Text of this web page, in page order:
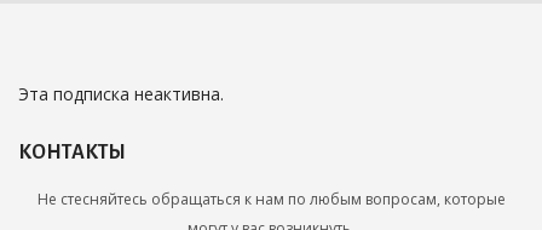
Эта подписка неактивна.
КОНТАКТЫ
Не стесняйтесь обращаться к нам по любым вопросам, которые